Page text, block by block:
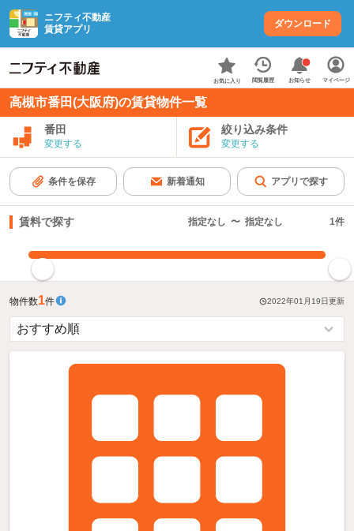
ニフティ不動産
賃貸アプリ
ダウンロード
お気に入り 閲覧履歴 お知らせ マイページ
高槻市番田(大阪府)の賃貸物件一覧
番田
変更する
絞り込み条件
変更する
条件を保存 新着通知 アプリで探す
賃料で探す 指定なし 〜 指定なし 1件
物件数1件 2022年01月19日更新